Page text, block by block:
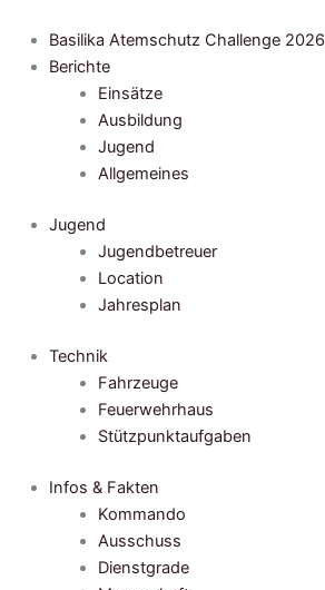
Inhalt
springen
Basilika Atemschutz Challenge 2026
Berichte
Einsätze
Ausbildung
Jugend
Allgemeines
Jugend
Jugendbetreuer
Location
Jahresplan
Technik
Fahrzeuge
Feuerwehrhaus
Stützpunktaufgaben
Infos & Fakten
Kommando
Ausschuss
Dienstgrade